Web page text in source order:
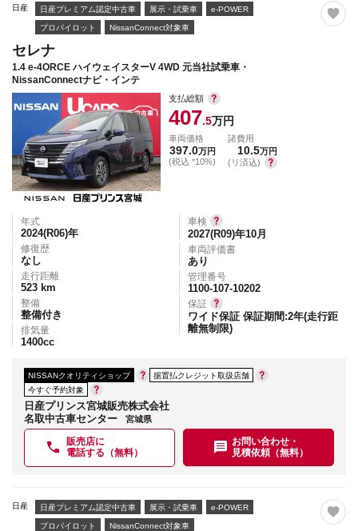
日産 日産プレミアム認定中古車 展示・試乗車 e-POWER
プロパイロット NissanConnect対象車
セレナ
1.4 e-4ORCE ハイウェイスターV 4WD 元当社試乗車・
NissanConnectナビ・インテ
支払総額
407.5万円
車両価格
397.0万円
(税込 *10%)
諸費用
10.5万円
(リ済込)
年式
2024(R06)年
修復歴
なし
走行距離
523 km
整備
整備付き
排気量
1400cc
車検
2027(R09)年10月
車両評価書
あり
管理番号
1100-107-10202
保証
ワイド保証 保証期間:2年(走行距
離無制限)
NISSANクオリティショップ
据置払クレジット取扱店舗
今すぐ予約対象
日産プリンス宮城販売株式会社
名取中古車センター
宮城県
販売店に
電話する（無料）
お問い合わせ・
見積依頼（無料）
日産 日産プレミアム認定中古車 展示・試乗車 e-POWER
プロパイロット NissanConnect対象車